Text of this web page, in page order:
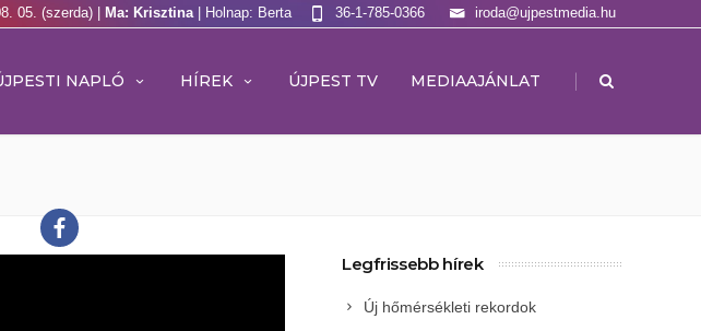
05. (szerda) | Ma: Krisztina | Holnap: Berta iroda@ujpestmedia.hu
36-1-785-0366
NAPLÓ HÍREK ÚJPEST TV MEDIAAJÁNLAT |
Legfrissebb hírek
Új hőmérsékleti rekordok